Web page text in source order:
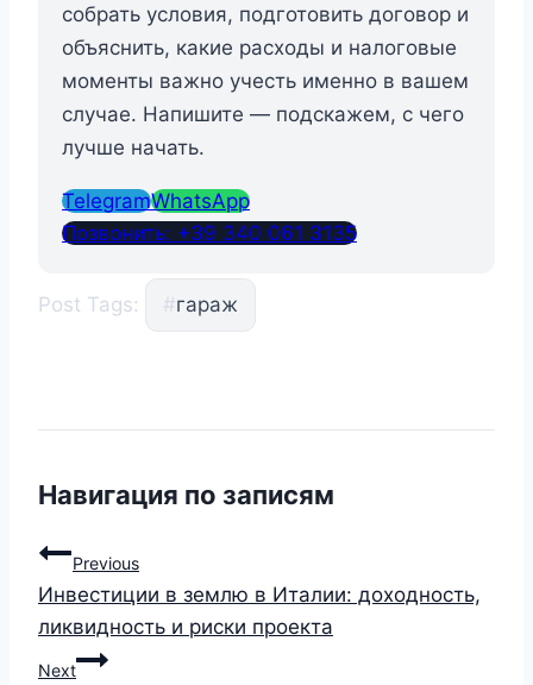
собрать условия, подготовить договор и
объяснить, какие расходы и налоговые
моменты важно учесть именно в вашем
случае. Напишите — подскажем, с чего
лучше начать.
TelegramWhatsApp
Позвонить: +39 340 061 3135
Post Tags: #гараж
Навигация по записям
Previous
Инвестиции в землю в Италии: доходность,
ликвидность и риски проекта
Next